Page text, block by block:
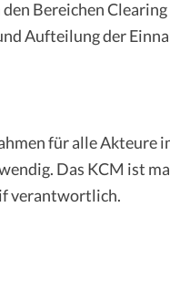
Bereichen
Aufteilung der
für alle Akteure
Das KCM ist
verantwortlich.